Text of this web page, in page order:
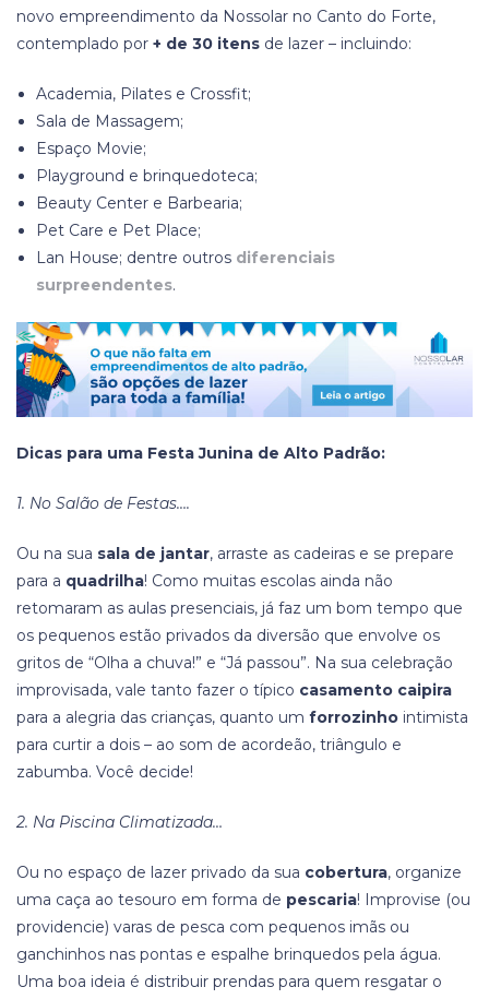
novo empreendimento da Nossolar no Canto do Forte,
contemplado por + de 30 itens de lazer – incluindo:
Academia, Pilates e Crossfit;
Sala de Massagem;
Espaço Movie;
Playground e brinquedoteca;
Beauty Center e Barbearia;
Pet Care e Pet Place;
Lan House; dentre outros diferenciais
surpreendentes.
Dicas para uma Festa Junina de Alto Padrão:
1. No Salão de Festas….
Ou na sua sala de jantar, arraste as cadeiras e se prepare
para a quadrilha! Como muitas escolas ainda não
retomaram as aulas presenciais, já faz um bom tempo que
os pequenos estão privados da diversão que envolve os
gritos de “Olha a chuva!” e “Já passou”. Na sua celebração
improvisada, vale tanto fazer o típico casamento caipira
para a alegria das crianças, quanto um forrozinho intimista
para curtir a dois – ao som de acordeão, triângulo e
zabumba. Você decide!
2. Na Piscina Climatizada…
Ou no espaço de lazer privado da sua cobertura, organize
uma caça ao tesouro em forma de pescaria! Improvise (ou
providencie) varas de pesca com pequenos imãs ou
ganchinhos nas pontas e espalhe brinquedos pela água.
Uma boa ideia é distribuir prendas para quem resgatar o